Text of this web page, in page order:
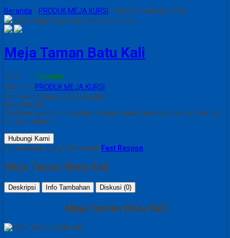
Beranda » PRODUK MEJA KURSI » Meja Taman Batu Kali
click image to preview activate zoom
Meja Taman Batu Kali
Stok
Tersedia
Kategori PRODUK MEJA KURSI
Tentukan pilihan yang tersedia!
INFO HARGA
Silahkan menghubungi kontak kami untuk mendapatkan informasi
harga produk ini.
Hubungi Kami
Pemesanan yang lebih cepat! Fast Respon
Meja Taman Batu Kali
Deskripsi Info Tambahan Diskusi (0)
Meja Taman Batu Kali